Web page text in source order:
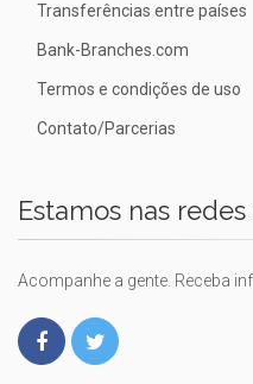
Transferências entre países
Bank-Branches.com
Termos e condições de uso
Contato/Parcerias
Estamos nas redes
Acompanhe a gente. Receba